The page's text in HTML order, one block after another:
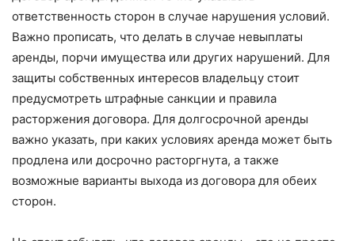
ответственность сторон в случае нарушения условий.
Важно прописать, что делать в случае невыплаты
аренды, порчи имущества или других нарушений. Для
защиты собственных интересов владельцу стоит
предусмотреть штрафные санкции и правила
расторжения договора. Для долгосрочной аренды
важно указать, при каких условиях аренда может быть
продлена или досрочно расторгнута, а также
возможные варианты выхода из договора для обеих
сторон.